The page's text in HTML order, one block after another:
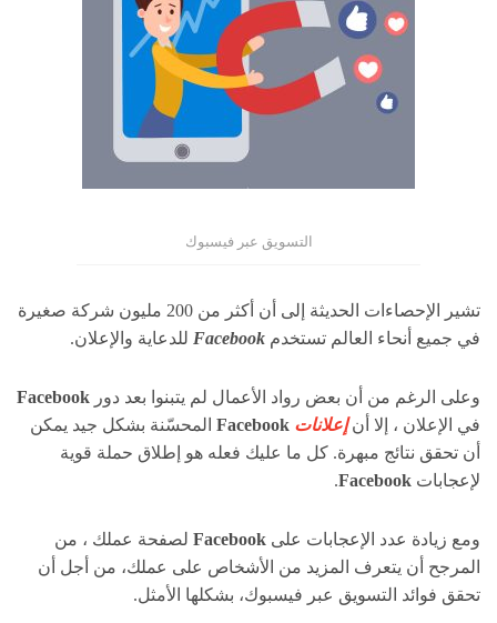
التسويق عبر فيسبوك
تشير الإحصاءات الحديثة إلى أن أكثر من 200 مليون شركة صغيرة
في جميع أنحاء العالم تستخدم Facebook للدعاية والإعلان.
وعلى الرغم من أن بعض رواد الأعمال لم يتبنوا بعد دور Facebook
في الإعلان ، إلا أنإعلانات Facebook المحسّنة بشكل جيد يمكن
أن تحقق نتائج مبهرة. كل ما عليك فعله هو إطلاق حملة قوية
لإعجابات Facebook
.
ومع زيادة عدد الإعجابات على Facebook لصفحة عملك ، من
المرجح أن يتعرف المزيد من الأشخاص على عملك، من أجل أن
تحقق فوائد التسويق عبر فيسبوك، بشكلها الأمثل.